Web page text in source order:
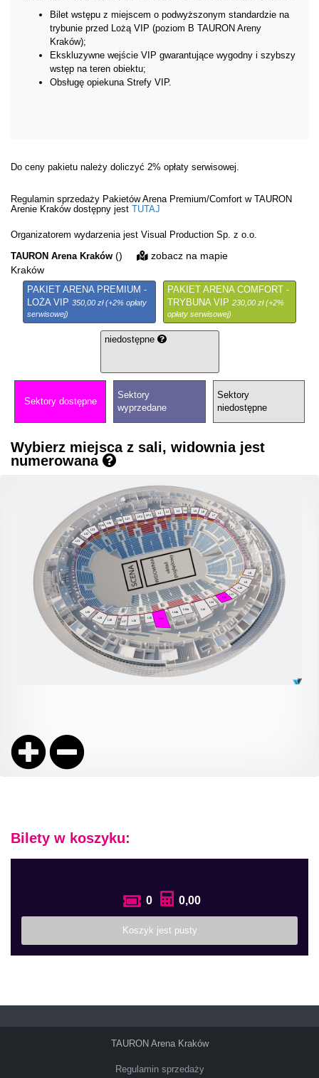
Bilet wstępu z miejscem o podwyższonym standardzie na
trybunie przed Lożą VIP (poziom B TAURON Areny
Kraków);
Ekskluzywne wejście VIP gwarantujące wygodny i szybszy
wstęp na teren obiektu;
Obsługę opiekuna Strefy VIP.
Do ceny pakietu należy doliczyć 2% opłaty serwisowej.
Regulamin sprzedaży Pakietów Arena Premium/Comfort w TAURON
Arenie Kraków dostępny jest TUTAJ
Organizatorem wydarzenia jest Visual Production Sp. z o.o.
TAURON Arena Kraków ()
Kraków
zobacz na mapie
PAKIET ARENA PREMIUM -
LOŻA VIP 350,00 zł (+2% opłaty
serwisowej)
PAKIET ARENA COMFORT -
TRYBUNA VIP 230,00 zł (+2%
opłaty serwisowej)
niedostępne
Sektory dostępne
Sektory
wyprzedane
Sektory
niedostępne
Wybierz miejsca z sali, widownia jest
numerowana
Bilety w koszyku:
0 0,00
Koszyk jest pusty
TAURON Arena Kraków
Regulamin sprzedaży